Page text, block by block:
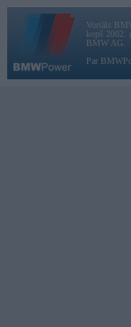
Vortāls
kopš 2002.
BMW AG.
Par